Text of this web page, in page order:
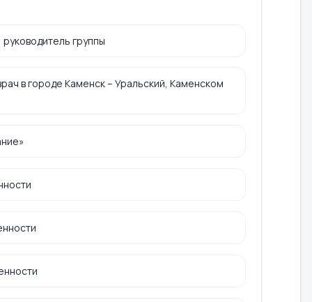
группы
в городе Каменск – Уральский, Каменском